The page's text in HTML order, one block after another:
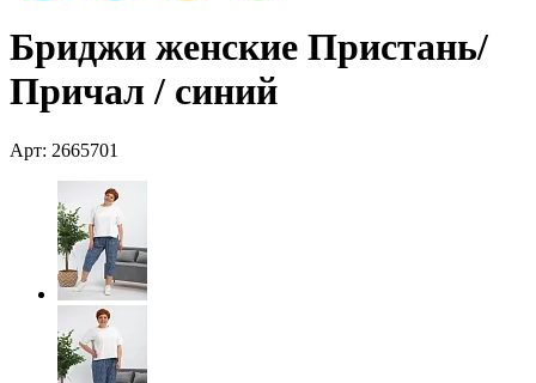
Бриджи женские Пристань/
Причал / синий
Арт: 2665701